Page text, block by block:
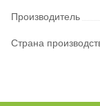
Производитель
Страна